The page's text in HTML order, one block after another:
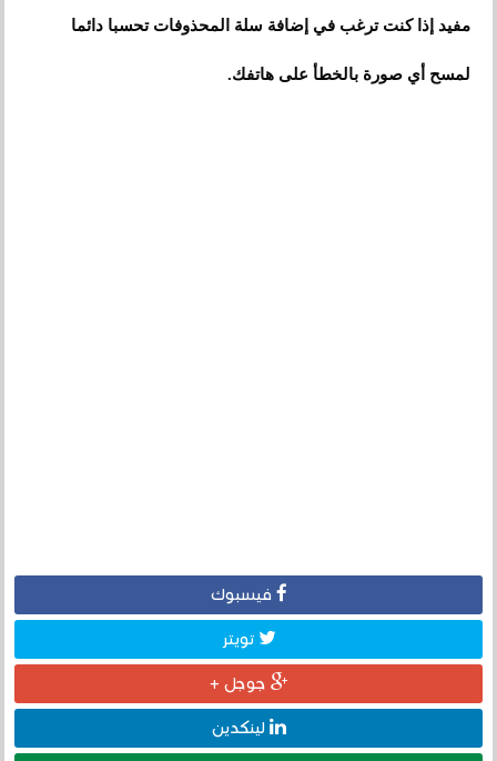
مفيد إذا كنت ترغب في إضافة سلة المحذوفات تحسبا دائما
لمسح أي صورة بالخطأ على هاتفك.
فيسبوك
تويتر
جوجل +
لينكدين